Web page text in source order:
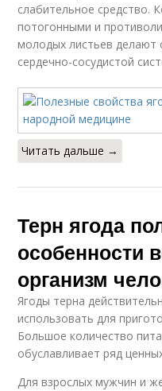
слабительное средство.
потогонными и
молодых листьев делают
сердечно-сосудистой
Читать дальше →
Терн ягода
особенности
организм
Ягоды терна
использовать для
Большое количество
обуславливает ряд
Для взрослых мужчин и